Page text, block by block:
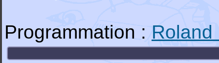
Programmation : Roland